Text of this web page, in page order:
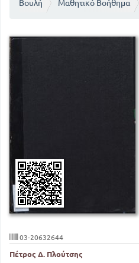
Βουλή Μαθητικό Βοήθημα
03-20632644
Πέτρος Δ. Πλούτσης